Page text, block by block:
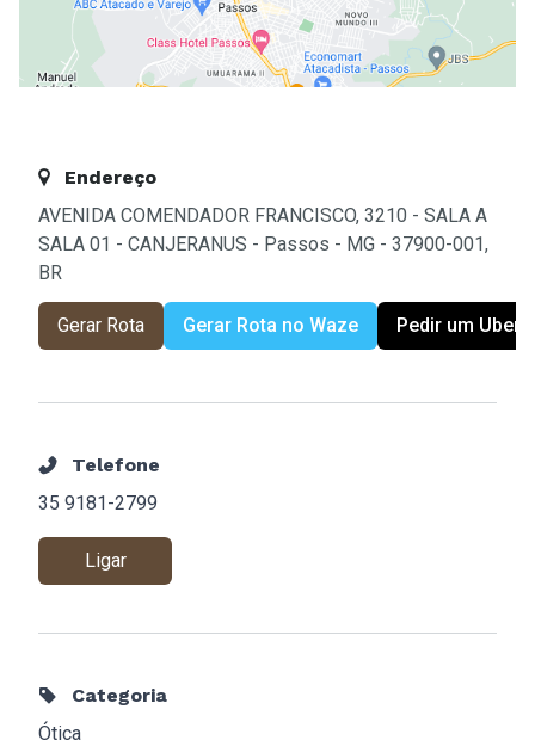
Endereço
AVENIDA COMENDADOR FRANCISCO, 3210 - SALA A
SALA 01 - CANJERANUS - Passos - MG - 37900-001,
BR
Gerar Rota Gerar Rota no Waze Pedir um Uber
Telefone
35 9181-2799
Ligar
Categoria
Ótica